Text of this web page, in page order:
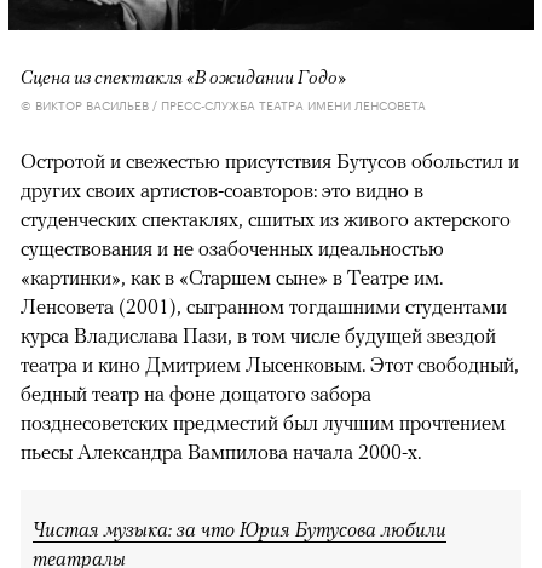
Сцена из спектакля «В ожидании Годо»
© ВИКТОР ВАСИЛЬЕВ / ПРЕСС-СЛУЖБА ТЕАТРА ИМЕНИ ЛЕНСОВЕТА
Остротой и свежестью присутствия Бутусов обольстил и
других своих артистов-соавторов: это видно в
студенческих спектаклях, сшитых из живого актерского
существования и не озабоченных идеальностью
«картинки», как в «Старшем сыне» в Театре им.
Ленсовета (2001), сыгранном тогдашними студентами
курса Владислава Пази, в том числе будущей звездой
театра и кино Дмитрием Лысенковым. Этот свободный,
бедный театр на фоне дощатого забора
позднесоветских предместий был лучшим прочтением
пьесы Александра Вампилова начала 2000-х.
Чистая музыка: за что Юрия Бутусова любили
театралы